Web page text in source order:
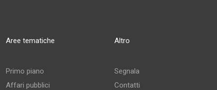
Aree tematiche
Primo piano
Affari pubblici
Altro
Segnala
Contatti